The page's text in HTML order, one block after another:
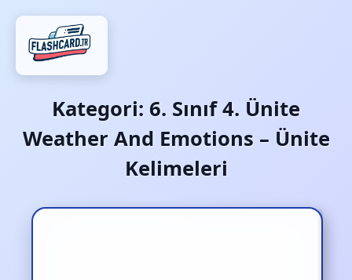
Kategori: 6. Sınıf 4. Ünite
Weather And Emotions – Ünite
Kelimeleri